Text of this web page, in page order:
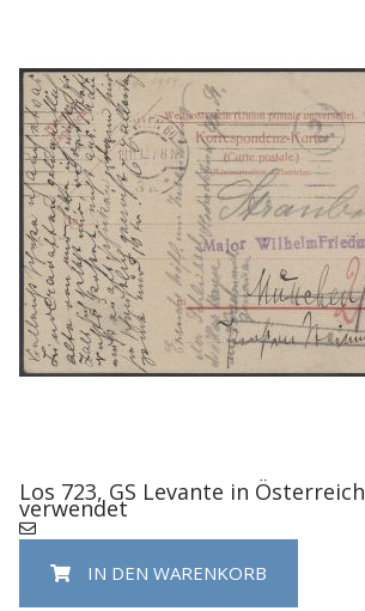
Los 723, GS Levante in Österreich
verwendet
IN DEN WARENKORB